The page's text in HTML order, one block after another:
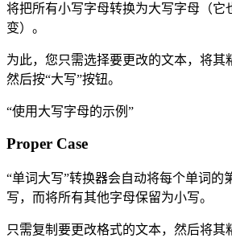
将把所有小写字母转换为大写字母（它
变）。
为此，您只需选择要更改的文本，将其
然后按“大写”按钮。
“使用大写字母的示例”
Proper Case
“单词大写”转换器会自动将每个单词的
写，而将所有其他字母保留为小写。
只需复制要更改格式的文本，然后将其